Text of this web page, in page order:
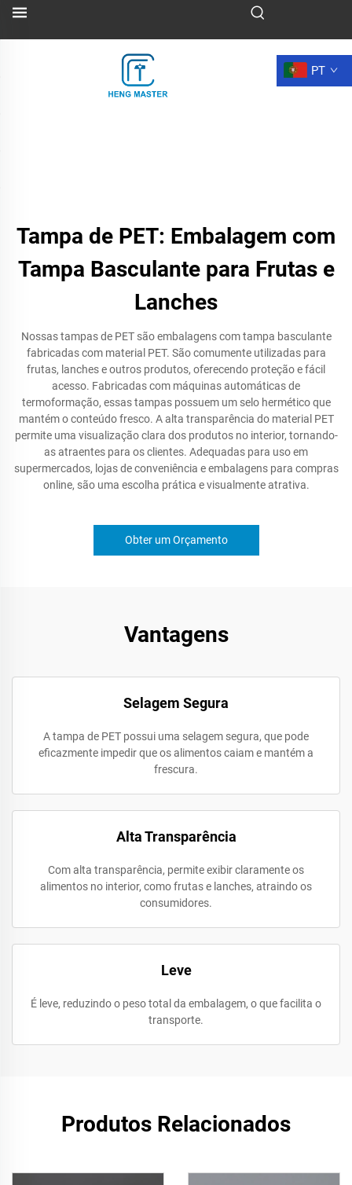
PT
Tampa de PET: Embalagem com
Tampa Basculante para Frutas e
Lanches
Nossas tampas de PET são embalagens com tampa basculante
fabricadas com material PET. São comumente utilizadas para
frutas, lanches e outros produtos, oferecendo proteção e fácil
acesso. Fabricadas com máquinas automáticas de
termoformação, essas tampas possuem um selo hermético que
mantém o conteúdo fresco. A alta transparência do material PET
permite uma visualização clara dos produtos no interior, tornando-
as atraentes para os clientes. Adequadas para uso em
supermercados, lojas de conveniência e embalagens para compras
online, são uma escolha prática e visualmente atrativa.
Obter um Orçamento
Vantagens
Selagem Segura
A tampa de PET possui uma selagem segura, que pode
eficazmente impedir que os alimentos caiam e mantém a
frescura.
Alta Transparência
Com alta transparência, permite exibir claramente os
alimentos no interior, como frutas e lanches, atraindo os
consumidores.
Leve
É leve, reduzindo o peso total da embalagem, o que facilita o
transporte.
Produtos Relacionados